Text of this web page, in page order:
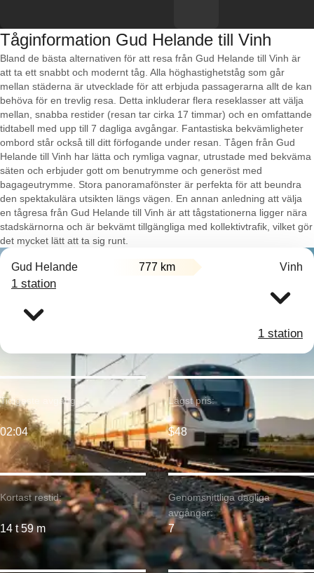
Tåginformation Gud Helande till Vinh
Bland de bästa alternativen för att resa från Gud Helande till Vinh är
att ta ett snabbt och modernt tåg. Alla höghastighetståg som går
mellan städerna är utvecklade för att erbjuda passagerarna allt de kan
behöva för en trevlig resa. Detta inkluderar flera reseklasser att välja
mellan, snabba restider (resan tar cirka 17 timmar) och en omfattande
tidtabell med upp till 7 dagliga avgångar. Fantastiska bekvämligheter
ombord står också till ditt förfogande under resan. Tågen från Gud
Helande till Vinh har lätta och rymliga vagnar, utrustade med bekväma
säten och erbjuder gott om benutrymme och generöst med
bagageutrymme. Stora panoramafönster är perfekta för att beundra
den spektakulära utsikten längs vägen. En annan anledning att välja
en tågresa från Gud Helande till Vinh är att tågstationerna ligger nära
stadskärnorna och är bekvämt tillgängliga med kollektivtrafik, vilket gör
det mycket lätt att ta sig runt.
Gud Helande 777 km Vinh
1 station
1 station
Kortast restid:
14 t 59 m
Tidigaste avgång:
02:04
Lägst pris:
$48
Genomsnittliga dagliga
avgångar:
7